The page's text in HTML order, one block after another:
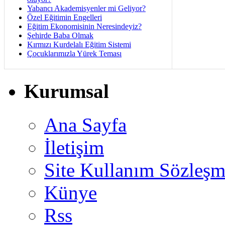
Yabancı Akademisyenler mi Geliyor?
Özel Eğitimin Engelleri
Eğitim Ekonomisinin Neresindeyiz?
Şehirde Baba Olmak
Kırmızı Kurdelalı Eğitim Sistemi
Çocuklarımızla Yürek Teması
Kurumsal
Ana Sayfa
İletişim
Site Kullanım
Künye
Rss